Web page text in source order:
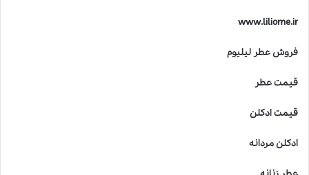
www.liliome.ir
فروش عطر لیلیوم
قیمت عطر
قیمت ادکلن
ادکلن مردانه